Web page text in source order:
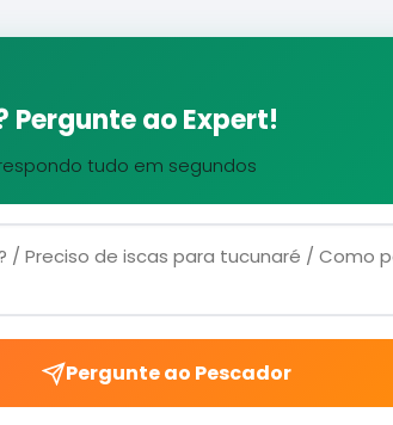
Pergunte ao Expert!
tudo em segundos
Pergunte ao Pescador